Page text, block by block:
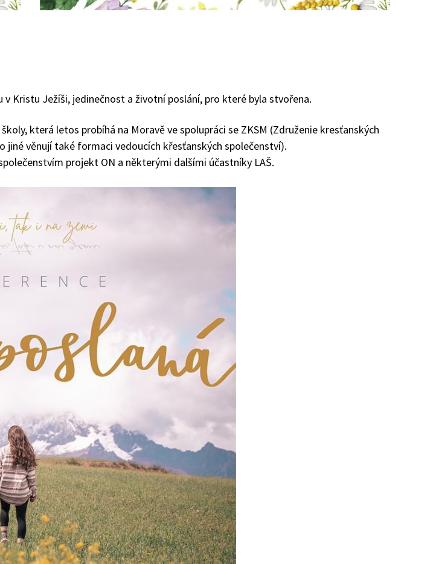
Kristu Ježíši, jedinečnost a životní poslání, pro které byla stvořena.
která letos probíhá na Moravě ve spolupráci se ZKSM (Združenie kresťanských
jiné věnují také formaci vedoucích křesťanských společenství).
projekt ON a některými dalšími účastníky LAŠ.